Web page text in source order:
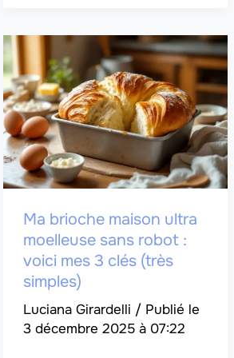
Ma brioche maison ultra
moelleuse sans robot :
voici mes 3 clés (très
simples)
Luciana Girardelli /
3 décembre 2025 à 07:22